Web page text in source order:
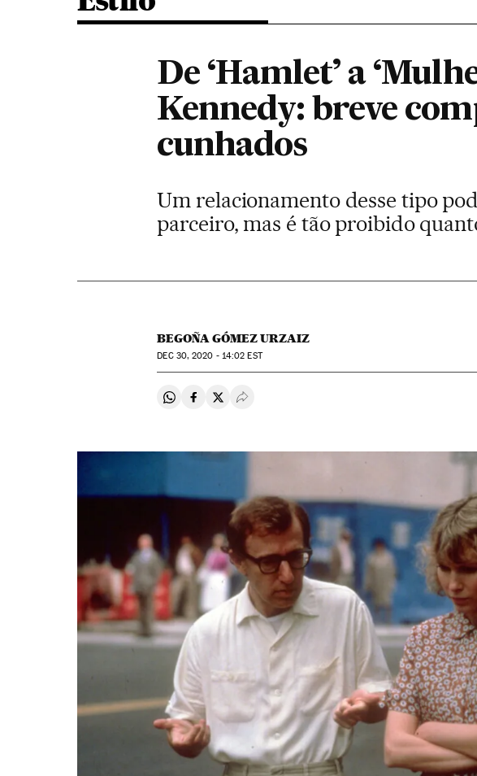
De ‘Hamlet’ a
Kennedy: breve
cunhados
Um relacionamento desse tipo
parceiro, mas é tão proibido
BEGOÑA GÓMEZ URZAIZ
DEC30, 2020 - 14:02 EST
Compartir en Whatsapp
Compartir en Facebook
Compartir en Twitter
Desplegar Redes Sociales